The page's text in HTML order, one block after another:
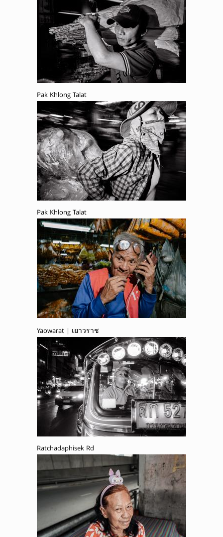
Pak Khlong Talat
Pak Khlong Talat
Yaowarat | เยาวราช
Ratchadaphisek Rd